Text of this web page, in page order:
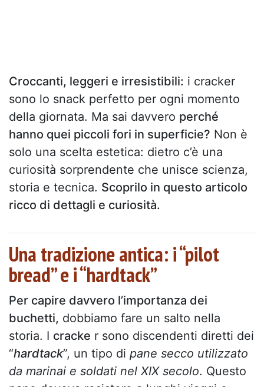
Croccanti, leggeri e irresistibili: i cracker
sono lo snack perfetto per ogni momento
della giornata. Ma sai davvero perché
hanno quei piccoli fori in superficie? Non è
solo una scelta estetica: dietro c’è una
curiosità sorprendente che unisce scienza,
storia e tecnica. Scoprilo in questo articolo
ricco di dettagli e curiosità.
Una tradizione antica: i “pilot
bread” e i “hardtack”
Per capire davvero l’importanza dei
buchetti, dobbiamo fare un salto nella
storia. I cracke r sono discendenti diretti dei
“hardtack”, un tipo di pane secco utilizzato
da marinai e soldati nel XIX secolo. Questo